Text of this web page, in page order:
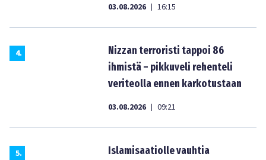
03.08.2026 | 16:15
4.
Nizzan terroristi tappoi 86
ihmistä – pikkuveli rehenteli
veriteolla ennen karkotustaan
03.08.2026 | 09:21
5.
Islamisaatiolle vauhtia